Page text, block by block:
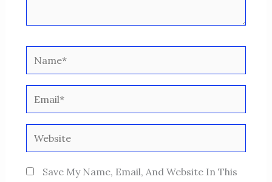
Website
Save My Name, Email, And Website In This